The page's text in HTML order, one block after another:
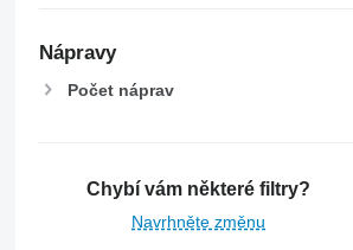
Nápravy
Počet náprav
Chybí vám některé filtry?
Navrhněte změnu